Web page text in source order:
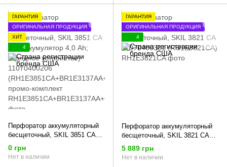
ГАРАНТИЯ
ОРИГИНАЛЬНАЯ ПРОДУКЦИЯ
ХИТ
4
Перфоратор аккумуляторный
бесщеточный, SKIL 3851 CA
XP (аккумулятор 4,0 Ah;
зарядное устройство)
0 грн
Нет в наличии
ГАРАНТИЯ
ОРИГИНАЛЬНАЯ ПРОДУКЦИЯ
4
Перфоратор аккумуляторный
бесщеточный, SKIL 3821 CA
11070400301 (RH1E3821CA)
5 889 грн
Нет в наличии